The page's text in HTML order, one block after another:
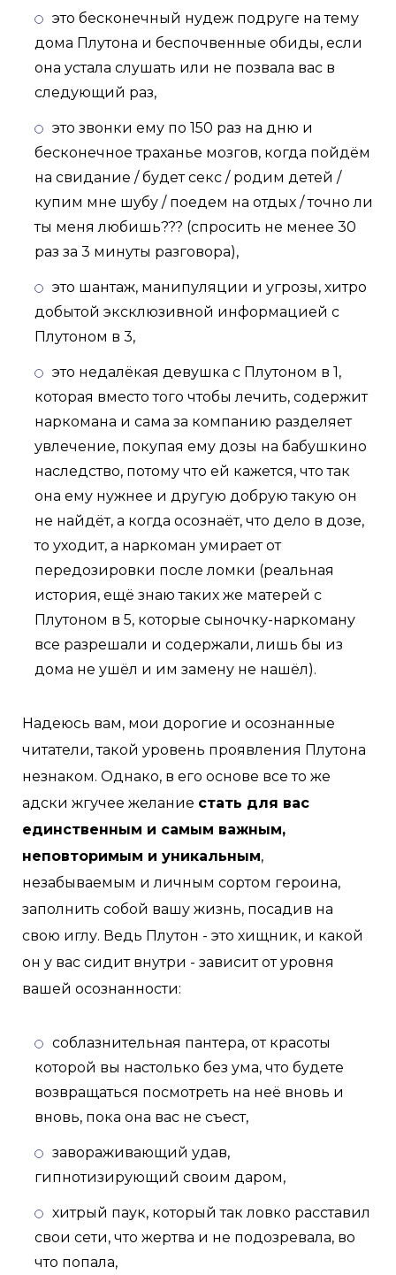
это бесконечный нудеж подруге на тему
дома Плутона и беспочвенные обиды, если
она устала слушать или не позвала вас в
следующий раз,
это звонки ему по 150 раз на дню и
бесконечное траханье мозгов, когда пойдём
на свидание / будет секс / родим детей /
купим мне шубу / поедем на отдых / точно ли
ты меня любишь??? (спросить не менее 30
раз за 3 минуты разговора),
это шантаж, манипуляции и угрозы, хитро
добытой эксклюзивной информацией с
Плутоном в 3,
это недалёкая девушка с Плутоном в 1,
которая вместо того чтобы лечить, содержит
наркомана и сама за компанию разделяет
увлечение, покупая ему дозы на бабушкино
наследство, потому что ей кажется, что так
она ему нужнее и другую добрую такую он
не найдёт, а когда осознаёт, что дело в дозе,
то уходит, а наркоман умирает от
передозировки после ломки (реальная
история, ещё знаю таких же матерей с
Плутоном в 5, которые сыночку-наркоману
все разрешали и содержали, лишь бы из
дома не ушёл и им замену не нашёл).
Надеюсь вам, мои дорогие и осознанные
читатели, такой уровень проявления Плутона
незнаком. Однако, в его основе все то же
адски жгучее желание стать для вас
единственным и самым важным,
неповторимым и уникальным,
незабываемым и личным сортом героина,
заполнить собой вашу жизнь, посадив на
свою иглу. Ведь Плутон - это хищник, и какой
он у вас сидит внутри - зависит от уровня
вашей осознанности:
соблазнительная пантера, от красоты
которой вы настолько без ума, что будете
возвращаться посмотреть на неё вновь и
вновь, пока она вас не съест,
завораживающий удав,
гипнотизирующий своим даром,
хитрый паук, который так ловко расставил
свои сети, что жертва и не подозревала, во
что попала,